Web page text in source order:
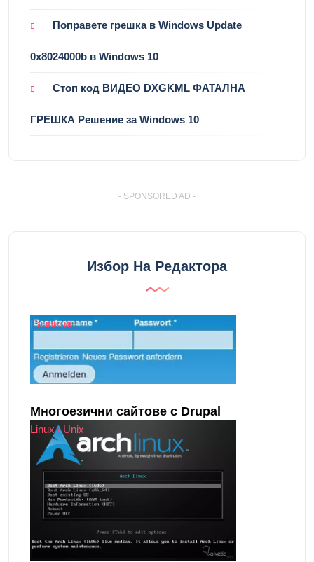
Поправете грешка в Windows Update
0x8024000b в Windows 10
Стоп код ВИДЕО DXGKML ФАТАЛНА
ГРЕШКА Решение за Windows 10
- SPONSORED AD -
Избор На Редактора
Развитие
Многоезични сайтове с Drupal
Linux / Unix